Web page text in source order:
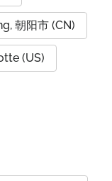
朝阳市 (CN)
(US)